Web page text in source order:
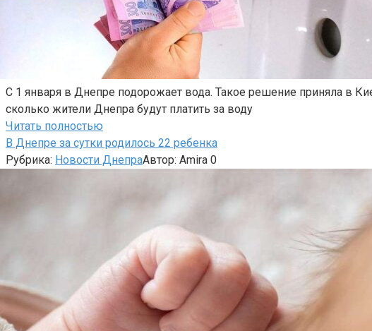
С 1 января в Днепре подорожает вода. Такое решение приняла в
сколько жители Днепра будут платить за воду
Читать полностью
В Днепре за сутки родилось 22 ребенка
Рубрика: Новости ДнепраАвтор: Amira 0